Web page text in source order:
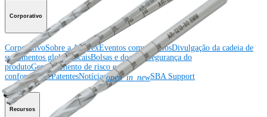
Corporativo
CorporativoSobre a ArthrexEventos comunitáriosDivulgação da cadeia de
suprimentos globalLocaisBolsas e doaçõesSegurança do
produtoGerenciamento de risco e
conformidadePatentesNotíciasopen_in_newSBA Support
Recursos